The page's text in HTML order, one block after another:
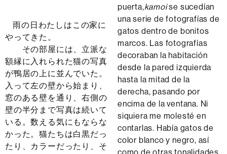
雨の日わたしはこの家に
やってきた。
その部屋には、立派な
額縁に入れられた猫の写真
が鴨居の上に並んでいた。
入って左の壁から始まり、
窓のある壁を通り、右側の
壁の半分まで写真は続いて
いる。数える気にもならな
かった。猫たちは白黒だっ
たり、カラーだったり、そ
puerta,kamoise sucedían
una serie de fotografías de
gatos dentro de bonitos
marcos. Las fotografías
decoraban la habitación
desde la pared izquierda
hasta la mitad de la
derecha, pasando por
encima de la ventana. Ni
siquiera me molesté en
contarlas. Había gatos de
color blanco y negro, así